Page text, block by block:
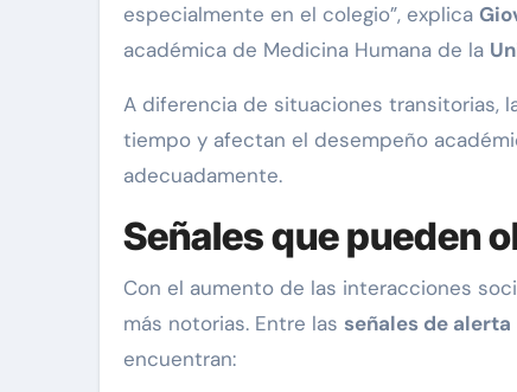
especialmente en el colegio”, explica
académica de Medicina Humana de la
A diferencia de situaciones transitorias,
tiempo y afectan el desempeño
adecuadamente.
Señales que pueden
Con el aumento de las interacciones
más notorias. Entre las señales de alerta
encuentran: